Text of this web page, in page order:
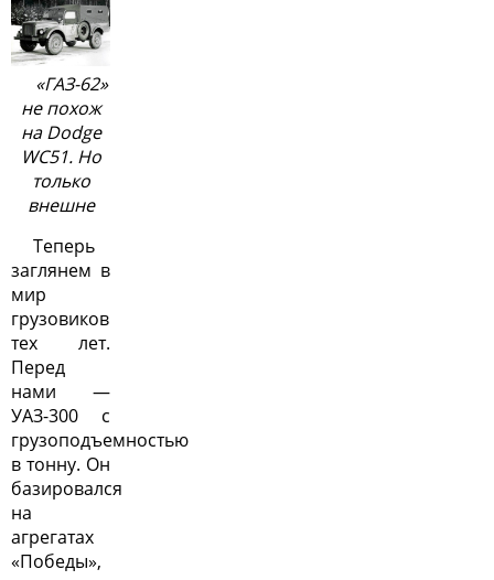
«ГАЗ-62»
не похож
на Dodge
WC51. Но
только
внешне
Теперь
заглянем в
мир
грузовиков
тех лет.
Перед
нами —
УАЗ-300 с
грузоподъемностью
в тонну. Он
базировался
на
агрегатах
«Победы»,